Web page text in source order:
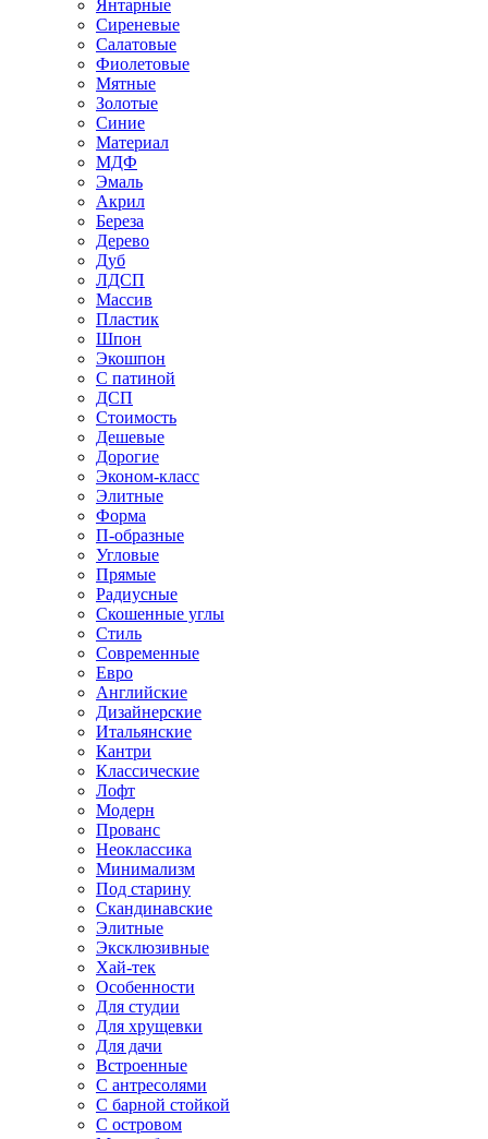
Янтарные
Сиреневые
Салатовые
Фиолетовые
Мятные
Золотые
Синие
Материал
МДФ
Эмаль
Акрил
Береза
Дерево
Дуб
ЛДСП
Массив
Пластик
Шпон
Экошпон
С патиной
ДСП
Стоимость
Дешевые
Дорогие
Эконом-класс
Элитные
Форма
П-образные
Угловые
Прямые
Радиусные
Скошенные углы
Стиль
Современные
Евро
Английские
Дизайнерские
Итальянские
Кантри
Классические
Лофт
Модерн
Прованс
Неоклассика
Минимализм
Под старину
Скандинавские
Элитные
Эксклюзивные
Хай-тек
Особенности
Для студии
Для хрущевки
Для дачи
Встроенные
С антресолями
С барной стойкой
С островом